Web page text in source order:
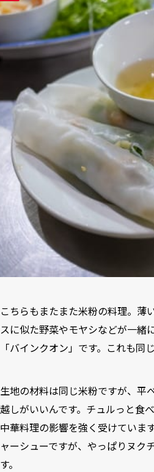
こちらもまたまた米粉の料理。薄
スに似た野菜やモヤシなどが一緒
「バインクオン」です。これも同
生地の材料は同じ米粉ですが、平
越しがいいんです。チュルっと食
中華料理の影響を強く受けていま
ャーシューですが、やっぱりヌク
す。